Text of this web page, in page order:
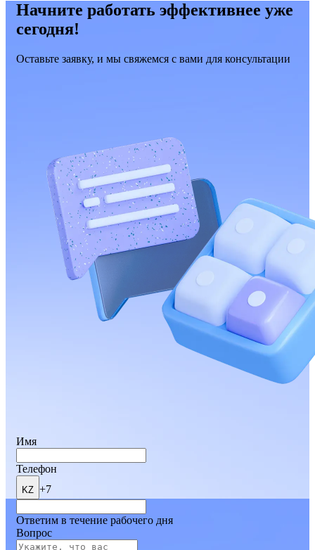
Начните работать эффективнее уже
сегодня!
Оставьте заявку, и мы свяжемся с вами для консультации
Имя
Телефон
KZ +7
Ответим в течение рабочего дня
Вопрос